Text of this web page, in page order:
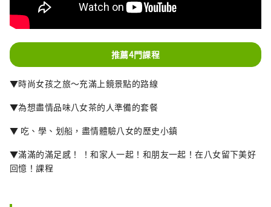
推薦4門課程
▼時尚女孩之旅～充滿上鏡景點的路線
▼為想盡情品味八女茶的人準備的套餐
▼ 吃、學、划船，盡情體驗八女的歷史小鎮
▼滿滿的滿足感！ ！和家人一起！和朋友一起！在八女留下美好
回憶！課程